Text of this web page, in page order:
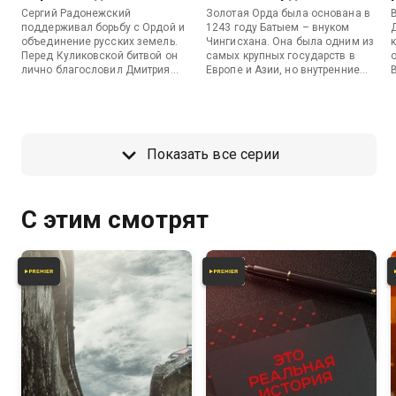
Сергий Радонежский
поддерживал борьбу с Ордой и
объединение русских земель.
Перед Куликовской битвой он
лично благословил Дмитрия
Золотая Орда была основана в
1243 году Батыем – внуком
Чингисхана. Она была одним из
самых крупных государств в
Европе и Азии, но внутренние
Казанскому ханству и т.д.
Показать все серии
С этим смотрят